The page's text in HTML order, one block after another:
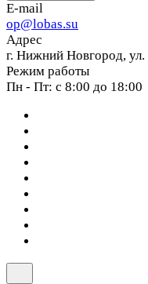
E-mail
op@lobas.su
Адрес
г. Нижний Новгород,
Режим работы
Пн - Пт: с 8:00 до 18:00